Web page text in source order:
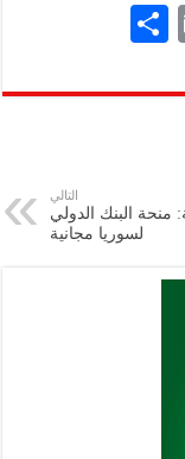
E
ai
ar
التالي
منحة البنك الدولي
لسوريا مجانية